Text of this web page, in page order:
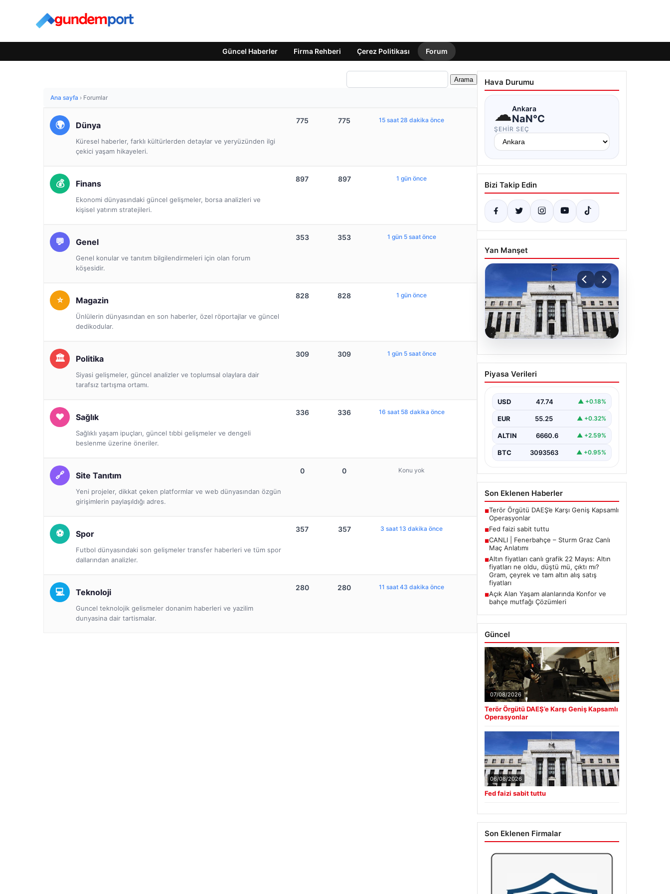
Güncel Haberler Firma Rehberi Çerez Politikası Forum
Ana sayfa › Forumlar
Dünya
Küresel haberler, farklı kültürlerden detaylar ve yeryüzünden ilgi
çekici yaşam hikayeleri.
775 775 15 saat 28 dakika önce
Finans
Ekonomi dünyasındaki güncel gelişmeler, borsa analizleri ve
kişisel yatırım stratejileri.
897 897 1 gün önce
Genel
Genel konular ve tanıtım bilgilendirmeleri için olan forum
köşesidir.
353 353 1 gün 5 saat önce
Magazin
Ünlülerin dünyasından en son haberler, özel röportajlar ve güncel
dedikodular.
828 828 1 gün önce
Politika
Siyasi gelişmeler, güncel analizler ve toplumsal olaylara dair
tarafsız tartışma ortamı.
309 309 1 gün 5 saat önce
Sağlık
Sağlıklı yaşam ipuçları, güncel tıbbi gelişmeler ve dengeli
beslenme üzerine öneriler.
336 336 16 saat 58 dakika önce
Site Tanıtım
Yeni projeler, dikkat çeken platformlar ve web dünyasından özgün
girişimlerin paylaşıldığı adres.
0 0 Konu yok
Spor
Futbol dünyasındaki son gelişmeler transfer haberleri ve tüm spor
dallarından analizler.
357 357 3 saat 13 dakika önce
Teknoloji
Guncel teknolojik gelismeler donanim haberleri ve yazilim
dunyasina dair tartismalar.
280 280 11 saat 43 dakika önce
Hava Durumu
☁Ankara
NaN°C
ŞEHIR SEÇ
Bizi Takip Edin
Yan Manşet
Fed faizi sabit tuttu
Piyasa Verileri
USD 47.74 ▲ +0.18%
EUR 55.25 ▲ +0.32%
ALTIN 6660.6 ▲ +2.59%
BTC 3093563 ▲ +0.95%
Son Eklenen Haberler
■Terör Örgütü DAEŞ’e Karşı Geniş Kapsamlı
Operasyonlar
■Fed faizi sabit tuttu
■CANLI | Fenerbahçe – Sturm Graz Canlı
Maç Anlatımı
■Altın fiyatları canlı grafik 22 Mayıs: Altın
fiyatları ne oldu, düştü mü, çıktı mı?
Gram, çeyrek ve tam altın alış satış
fiyatları
■Açık Alan Yaşam alanlarında Konfor ve
bahçe mutfağı Çözümleri
Güncel
07/08/2026
Terör Örgütü DAEŞ’e Karşı Geniş Kapsamlı
Operasyonlar
06/08/2026
Fed faizi sabit tuttu
Son Eklenen Firmalar